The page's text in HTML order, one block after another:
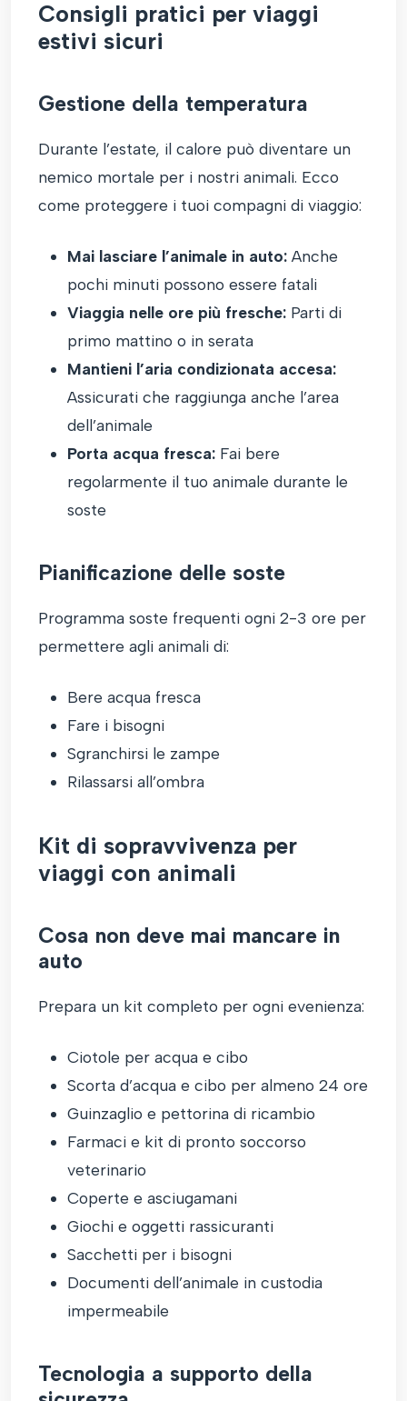
Consigli pratici per viaggi
estivi sicuri
Gestione della temperatura
Durante l’estate, il calore può diventare un
nemico mortale per i nostri animali. Ecco
come proteggere i tuoi compagni di viaggio:
Mai lasciare l’animale in auto: Anche
pochi minuti possono essere fatali
Viaggia nelle ore più fresche: Parti di
primo mattino o in serata
Mantieni l’aria condizionata accesa:
Assicurati che raggiunga anche l’area
dell’animale
Porta acqua fresca: Fai bere
regolarmente il tuo animale durante le
soste
Pianificazione delle soste
Programma soste frequenti ogni 2-3 ore per
permettere agli animali di:
Bere acqua fresca
Fare i bisogni
Sgranchirsi le zampe
Rilassarsi all’ombra
Kit di sopravvivenza per
viaggi con animali
Cosa non deve mai mancare in
auto
Prepara un kit completo per ogni evenienza:
Ciotole per acqua e cibo
Scorta d’acqua e cibo per almeno 24 ore
Guinzaglio e pettorina di ricambio
Farmaci e kit di pronto soccorso
veterinario
Coperte e asciugamani
Giochi e oggetti rassicuranti
Sacchetti per i bisogni
Documenti dell’animale in custodia
impermeabile
Tecnologia a supporto della